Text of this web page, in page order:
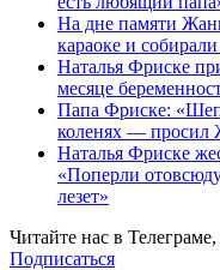
На дне памяти
караоке и
Наталья Фриске
месяце
Папа Фриске:
коленях — просил
Наталья Фриске
«Поперли
лезет»
Читайте нас в Телеграме
Подписаться